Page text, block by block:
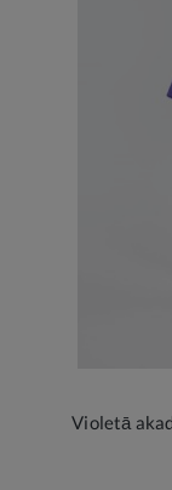
Violetā